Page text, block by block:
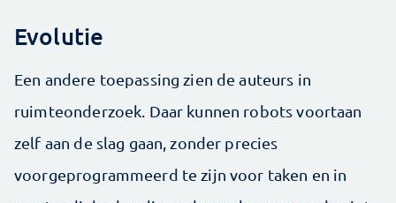
Evolutie
Een andere toepassing zien de auteurs in
ruimteonderzoek. Daar kunnen robots voortaan
zelf aan de slag gaan, zonder precies
voorgeprogrammeerd te zijn voor taken en in